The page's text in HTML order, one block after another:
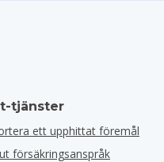
tjänster
ett upphittat föremål
försäkringsanspråk